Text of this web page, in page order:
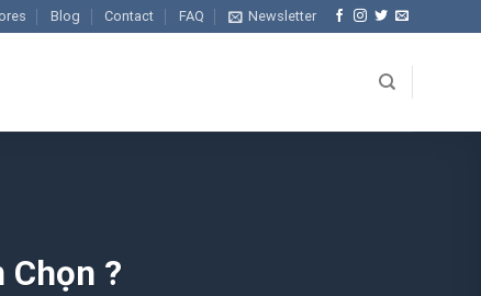
Blog Contact FAQ Newsletter
?